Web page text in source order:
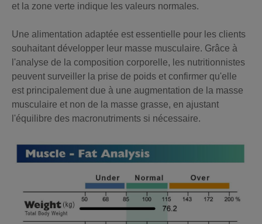
et la zone verte indique les valeurs normales.
Une alimentation adaptée est essentielle pour les clients
souhaitant développer leur masse musculaire. Grâce à
l'analyse de la composition corporelle, les nutritionnistes
peuvent surveiller la prise de poids et confirmer qu'elle
est principalement due à une augmentation de la masse
musculaire et non de la masse grasse, en ajustant
l'équilibre des macronutriments si nécessaire.